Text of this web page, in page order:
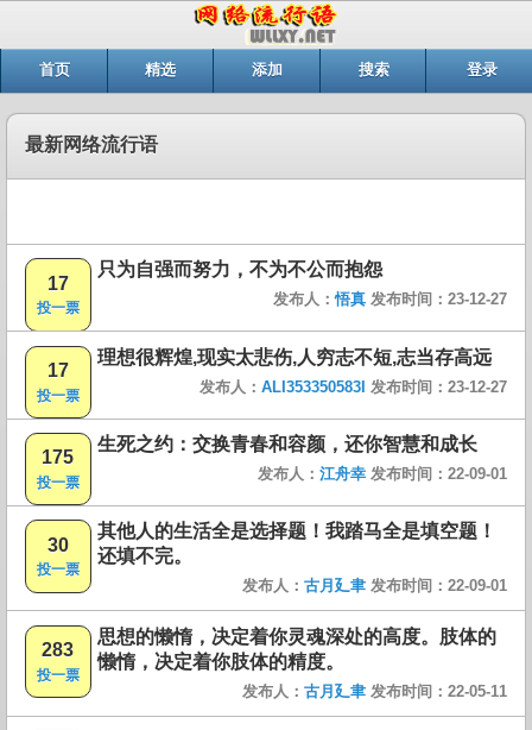
首页 精选 添加 搜索 登录
最新网络流行语
17
投一票
只为自强而努力，不为不公而抱怨
发布人：悟真 发布时间：23-12-27
17
投一票
理想很辉煌,现实太悲伤,人穷志不短,志当存高远
发布人： ALI353350583I 发布时间：23-12-27
175
投一票
生死之约：交换青春和容颜，还你智慧和成长
发布人： 江舟幸 发布时间：22-09-01
30
投一票
其他人的生活全是选择题！我踏马全是填空题！
还填不完。
发布人： 古月廴聿 发布时间：22-09-01
283
投一票
思想的懒惰，决定着你灵魂深处的高度。肢体的
懒惰，决定着你肢体的精度。
发布人： 古月廴聿 发布时间：22-05-11